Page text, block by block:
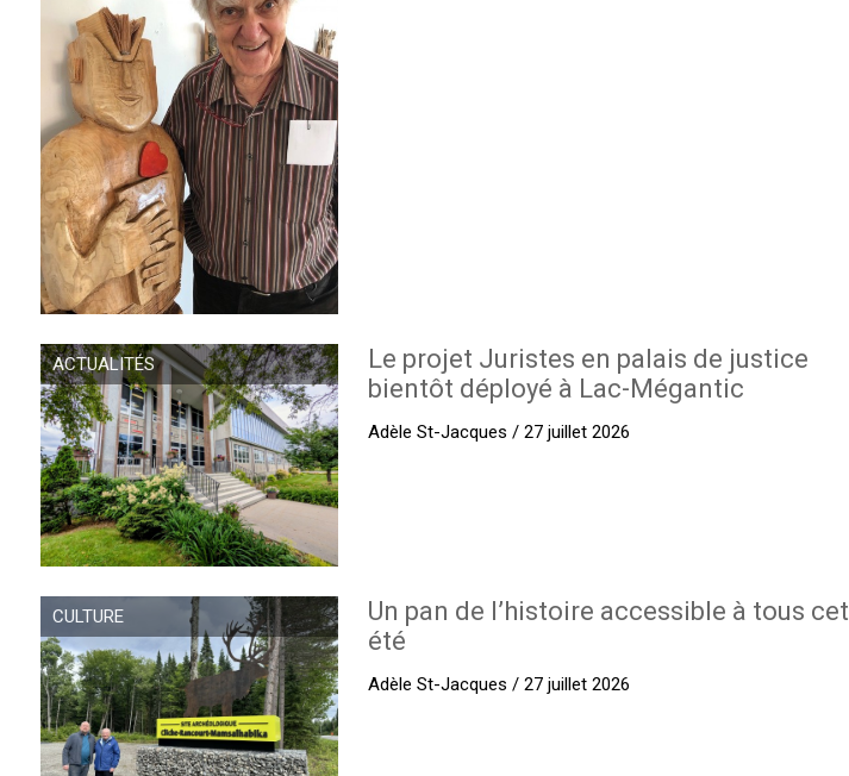
ACTUALITÉS
Le projet Juristes en palais de justice
bientôt déployé à Lac-Mégantic
Adèle St-Jacques / 27 juillet 2026
CULTURE
Un pan de l’histoire accessible à tous cet
été
Adèle St-Jacques / 27 juillet 2026